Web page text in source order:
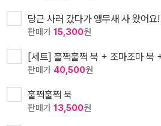
당근 사러 갔다가 앵무새 사 왔어요!
판매가 15,300원
[세트] 훌쩍훌쩍 북 + 조마조마 북
판매가 40,500원
훌쩍훌쩍 북
판매가 13,500원